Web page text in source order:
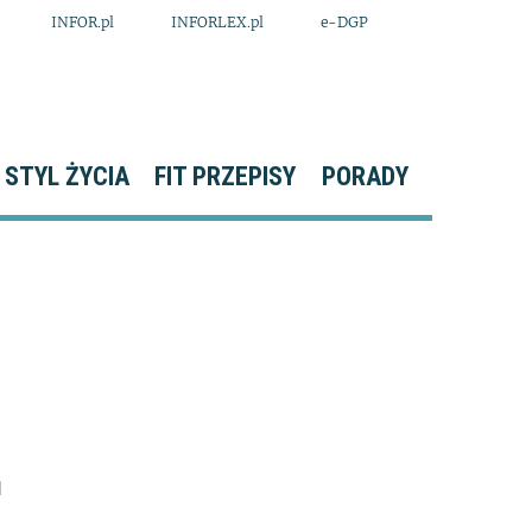
INFOR.pl INFORLEX.pl e-DGP
STYL ŻYCIA FIT PRZEPISY PORADY